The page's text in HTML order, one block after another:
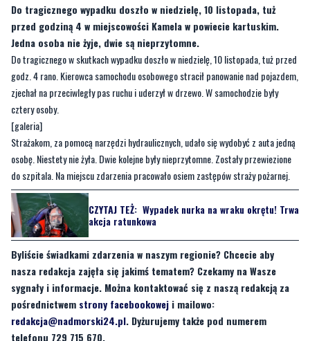
Do tragicznego wypadku doszło w niedzielę, 10 listopada, tuż
przed godziną 4 w miejscowości Kamela w powiecie kartuskim.
Jedna osoba nie żyje, dwie są nieprzytomne.
Do tragicznego w skutkach wypadku doszło w niedzielę, 10 listopada, tuż przed
godz. 4 rano. Kierowca samochodu osobowego stracił panowanie nad pojazdem,
zjechał na przeciwległy pas ruchu i uderzył w drzewo. W samochodzie były
cztery osoby.
[galeria]
Strażakom, za pomocą narzędzi hydraulicznych, udało się wydobyć z auta jedną
osobę. Niestety nie żyła. Dwie kolejne były nieprzytomne. Zostały przewiezione
do szpitala. Na miejscu zdarzenia pracowało osiem zastępów straży pożarnej.
CZYTAJ TEŻ: Wypadek nurka na wraku okrętu! Trwa
akcja ratunkowa
Byliście świadkami zdarzenia w naszym regionie? Chcecie aby
nasza redakcja zajęła się jakimś tematem? Czekamy na Wasze
sygnały i informacje. Można kontaktować się z naszą redakcją za
pośrednictwem strony facebookowej i mailowo:
redakcja@nadmorski24.pl. Dyżurujemy także pod numerem
telefonu 729 715 670.